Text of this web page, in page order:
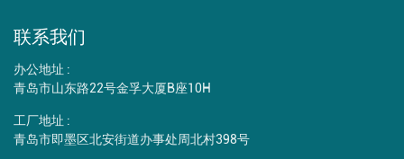
联系我们
办公地址 :
青岛市山东路22号金孚大厦B座10H
工厂地址 :
青岛市即墨区北安街道办事处周北村398号